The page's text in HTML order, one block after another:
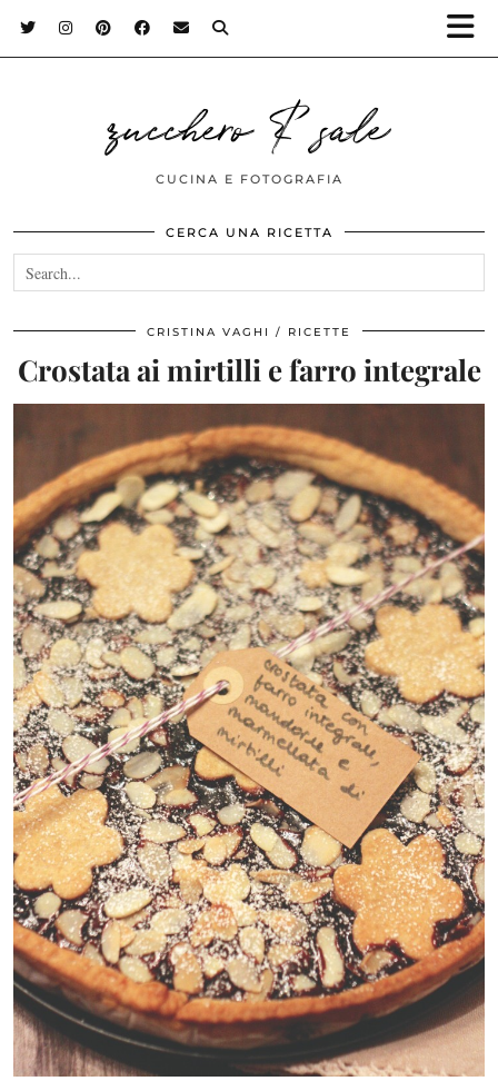
zucchero & sale
CUCINA E FOTOGRAFIA
CERCA UNA RICETTA
CRISTINA VAGHI RICETTE
Crostata ai mirtilli e farro integrale